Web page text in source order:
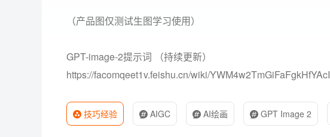
（产品图仅测试生图学习使用）
GPT-image-2提示词 （持续更新）
https://facomqeet1v.feishu.cn/wiki/
技巧经验 AIGC AI绘画 GPT Image 2